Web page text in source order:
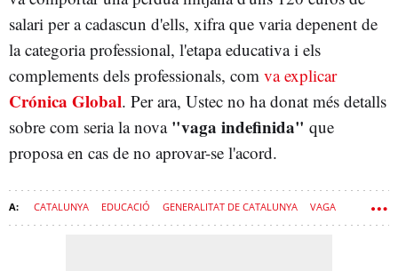
salari per a cadascun d'ells, xifra que varia depenent de
la categoria professional, l'etapa educativa i els
complements dels professionals, com va explicar
Crónica Global. Per ara, Ustec no ha donat més detalls
sobre com seria la nova "vaga indefinida" que
proposa en cas de no aprovar-se l'acord.
CATALUNYA EDUCACIÓ GENERALITAT DE CATALUNYA VAGA